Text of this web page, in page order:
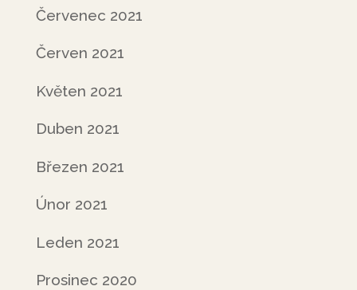
Červenec 2021
Červen 2021
Květen 2021
Duben 2021
Březen 2021
Únor 2021
Leden 2021
Prosinec 2020